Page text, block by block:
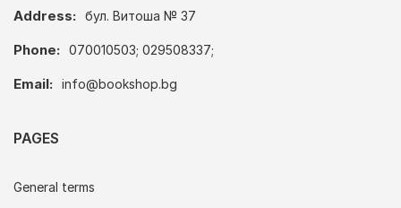
Address: бул. Витоша № 37
Phone: 070010503; 029508337;
Email: info@bookshop.bg
PAGES
General terms